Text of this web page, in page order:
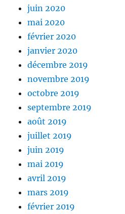
juin 2020
mai 2020
février 2020
janvier 2020
décembre 2019
novembre 2019
octobre 2019
septembre 2019
août 2019
juillet 2019
juin 2019
mai 2019
avril 2019
mars 2019
février 2019